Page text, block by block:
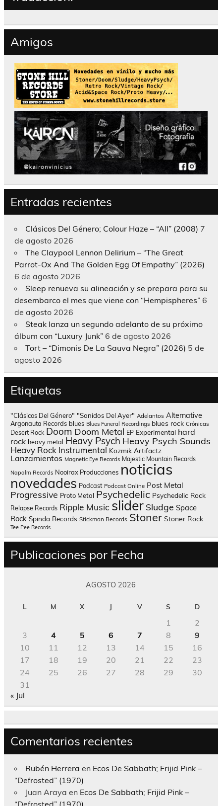
Amigos
Entradas recientes
Clásicos Del Género; Colour Haze – “All” (2008) 7
de agosto 2026
The Claypool Lennon Delirium – “The Great
Parrot-Ox And The Golden Egg Of Empathy” (2026)
6 de agosto 2026
Sleep renueva su alineación y se prepara para su
desembarco el mes que viene con “Hempispheres” 6
de agosto 2026
Steak lanza un segundo adelanto de su próximo
álbum con “Luxury Junk” 6 de agosto 2026
Tort – “Dimonis De La Sauva Negra” (2026) 5 de
agosto 2026
Etiquetas
"Clásicos Del Género" "Sonidos Del Ayer" Adelantos Alternative
Argonauta Records blues Blues Funeral Recordings blues rock Crónicas
Desert Rock Doom Doom Metal EP Experimental hard
rock heavy metal Heavy Psych Heavy Psych Sounds
Heavy Rock Instrumental Kozmik Artifactz
Lanzamientos Magnetic Eye Records Majestic Mountain Records
Napalm Records Nooirax Producciones noticias
novedades Podcast Podcast Online Post Metal
Progressive Proto Metal Psychedelic Psychedelic Rock
Relapse Records Ripple Music slider Sludge Space
Rock Spinda Records Stickman Records Stoner Stoner Rock
Tee Pee Records
Publicaciones por Fecha
AGOSTO 2026
L M X J V S D
1
2
3
4 5 6 7 8
9
10
11 12 13 14 15
16
17
18 19 20 21 22
23
24
25 26 27 28 29
30
31
« Jul
Comentarios recientes
Rubén Herrera en Ecos De Sabbath; Frijid Pink –
“Defrosted” (1970)
Juan Araya en Ecos De Sabbath; Frijid Pink –
“Defrosted” (1970)